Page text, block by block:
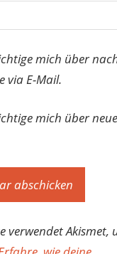
mich über
via E-Mail.
mich über
verwendet Akismet,